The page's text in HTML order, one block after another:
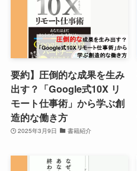
要約】圧倒的な成果を生み
出す？「Google式10X リ
モート仕事術」から学ぶ創
造的な働き方
2025年3月9日 書籍紹介